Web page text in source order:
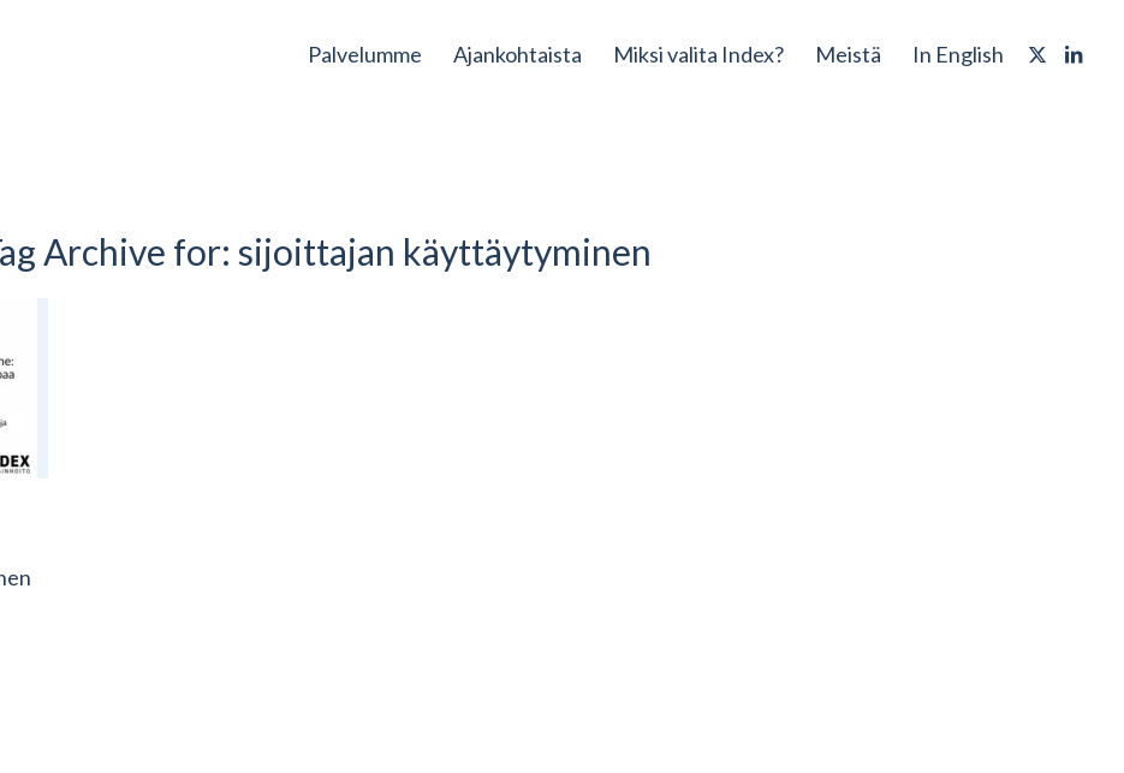
Palvelumme Ajankohtaista Miksi valita Index? Meistä In English
Archive for: sijoittajan käyttäytyminen